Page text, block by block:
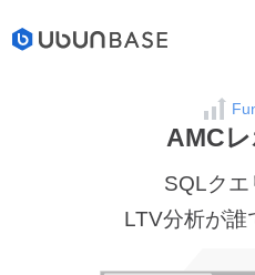
AMC
SQLクエ
LTV分析が誰